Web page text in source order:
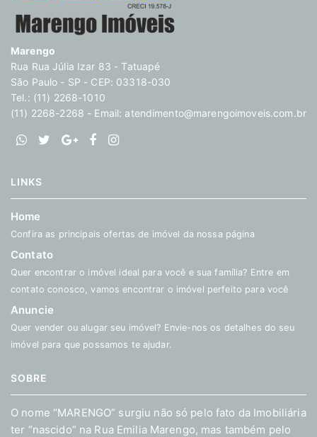
Marengo
Rua Rua Júlia Izar 83 - Tatuapé
São Paulo - SP - CEP: 03318-030
Tel.: (11) 2268-1010
(11) 2268-2268 - Email: atendimento@marengoimoveis.com.br
LINKS
Home
Confira as principais ofertas de imóvel da nossa página
Contato
Quer encontrar o imóvel ideal para você e sua família? Entre em
contato conosco, vamos encontrar o imóvel perfeito para você
Anuncie
Quer vender ou alugar seu imóvel? Envie-nos os detalhes do seu
imóvel para que possamos te ajudar.
SOBRE
O nome “MARENGO” surgiu não só pelo fato da Imobiliária
ter “nascido” na Rua Emilia Marengo, mas também pelo